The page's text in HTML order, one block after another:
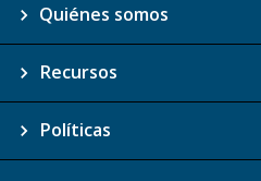
Quiénes somos
Recursos
Políticas